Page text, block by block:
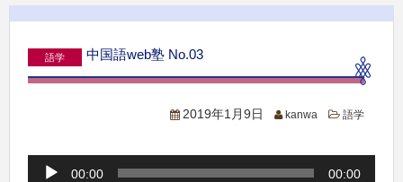
語学 中国語web塾 No.03
2019年1月9日 kanwa 語学
00:00
00:00